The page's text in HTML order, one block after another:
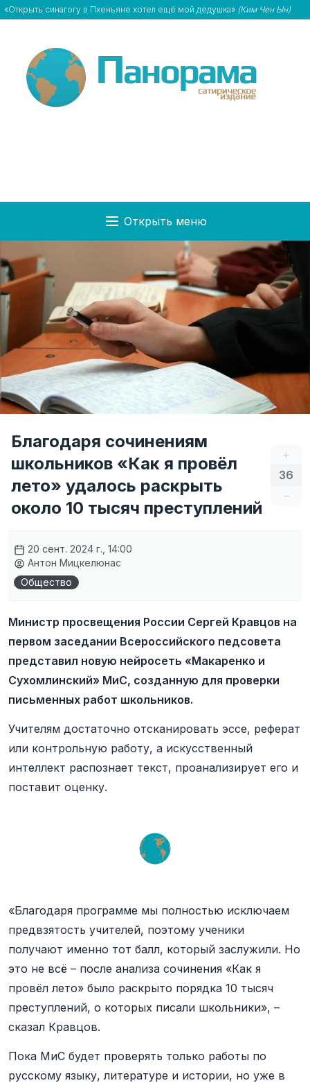
«Открыть синагогу в Пхеньяне хотел ещё мой дедушка» (Ким Чен Ын)
Открыть меню
+
36
–
Благодаря сочинениям
школьников «Как я провёл
лето» удалось раскрыть
около 10 тысяч преступлений
20 сент. 2024 г., 14:00
Антон Мицкелюнас
Общество
Министр просвещения России Сергей Кравцов на
первом заседании Всероссийского педсовета
представил новую нейросеть «Макаренко и
Сухомлинский» МиС, созданную для проверки
письменных работ школьников.
Учителям достаточно отсканировать эссе, реферат
или контрольную работу, а искусственный
интеллект распознает текст, проанализирует его и
поставит оценку.
«Благодаря программе мы полностью исключаем
предвзятость учителей, поэтому ученики
получают именно тот балл, который заслужили. Но
это не всё – после анализа сочинения «Как я
провёл лето» было раскрыто порядка 10 тысяч
преступлений, о которых писали школьники», –
сказал Кравцов.
Пока МиС будет проверять только работы по
русскому языку, литературе и истории, но уже в